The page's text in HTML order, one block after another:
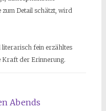
zum Detail schätzt, wird
literarisch fein erzähltes
Kraft der Erinnerung.
Abends